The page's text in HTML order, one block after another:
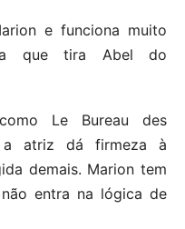
e funciona muito
que tira Abel do
Le Bureau des
a atriz dá firmeza à
demais. Marion tem
entra na lógica de